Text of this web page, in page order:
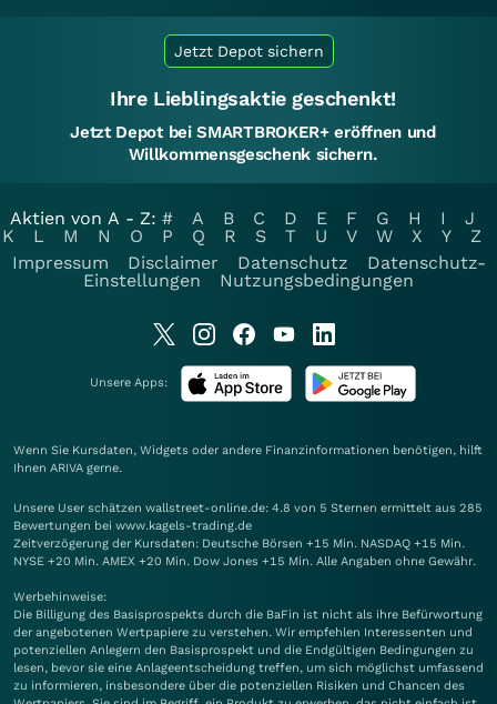
Jetzt Depot sichern
Ihre Lieblingsaktie geschenkt!
Jetzt Depot bei SMARTBROKER+ eröffnen und
Willkommensgeschenk sichern.
Aktien von A - Z: # A B C D E F G H I
J
K
L M N O P Q R S T U V W X Y
Z
Impressum
Disclaimer Datenschutz
Datenschutz-
Einstellungen
Nutzungsbedingungen
Unsere Apps:
Wenn Sie Kursdaten, Widgets oder andere Finanzinformationen benötigen, hilft
Ihnen ARIVA gerne.
Unsere User schätzen wallstreet-online.de: 4.8 von 5 Sternen ermittelt aus 285
Bewertungen bei www.kagels-trading.de
Zeitverzögerung der Kursdaten: Deutsche Börsen +15 Min. NASDAQ +15 Min.
NYSE +20 Min. AMEX +20 Min. Dow Jones +15 Min. Alle Angaben ohne Gewähr.
Werbehinweise:
Die Billigung des Basisprospekts durch die BaFin ist nicht als ihre Befürwortung
der angebotenen Wertpapiere zu verstehen. Wir empfehlen Interessenten und
potenziellen Anlegern den Basisprospekt und die Endgültigen Bedingungen zu
lesen, bevor sie eine Anlageentscheidung treffen, um sich möglichst umfassend
zu informieren, insbesondere über die potenziellen Risiken und Chancen des